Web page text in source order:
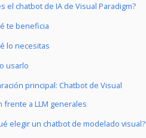
el chatbot de IA de Visual Paradigm?
te beneficia
lo necesitas
usarlo
principal: Chatbot de Visual
frente a LLM generales
elegir un chatbot de modelado visual?